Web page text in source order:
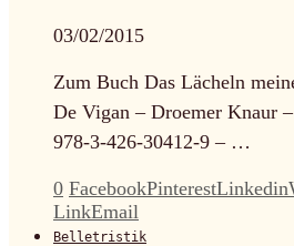
03/02/2015
Zum Buch Das Lächeln
De Vigan – Droemer Knaur
978-3-426-30412-9 – …
0 FacebookPinterestLinkedin
LinkEmail
Belletristik